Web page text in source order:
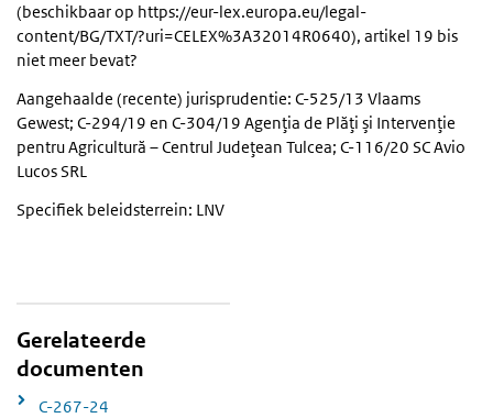
(beschikbaar op https://eur-lex.europa.eu/legal-
content/BG/TXT/?uri=CELEX%3A32014R0640), artikel 19 bis
niet meer bevat?
Aangehaalde (recente) jurisprudentie: C-525/13 Vlaams
Gewest; C-294/19 en C-304/19 Agenţia de Plăţi şi Intervenţie
pentru Agricultură – Centrul Judeţean Tulcea; C-116/20 SC Avio
Lucos SRL
Specifiek beleidsterrein: LNV
Gerelateerde
documenten
C-267-24